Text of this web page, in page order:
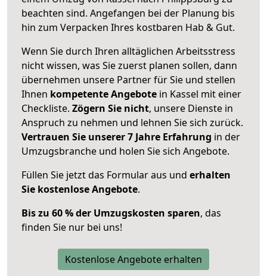
beachten sind. Angefangen bei der Planung bis
hin zum Verpacken Ihres kostbaren Hab & Gut.
Wenn Sie durch Ihren alltäglichen Arbeitsstress
nicht wissen, was Sie zuerst planen sollen, dann
übernehmen unsere Partner für Sie und stellen
Ihnen kompetente Angebote in Kassel mit einer
Checkliste. Zögern Sie nicht, unsere Dienste in
Anspruch zu nehmen und lehnen Sie sich zurück.
Vertrauen Sie unserer 7 Jahre Erfahrung in der
Umzugsbranche und holen Sie sich Angebote.
Füllen Sie jetzt das Formular aus und erhalten
Sie kostenlose Angebote.
Bis zu 60 % der Umzugskosten sparen, das
finden Sie nur bei uns!
Kostenlose Angebote erhalten